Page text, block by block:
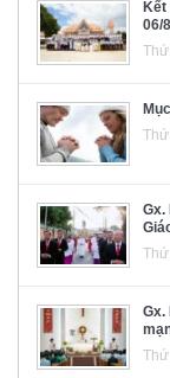
06/
Gx.
Gx.